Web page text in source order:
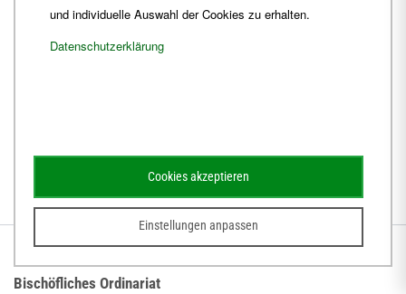
Kirche. Es ist viel „Raum nach vorn“.
BISTUM ERFURT
Bischöfliches Ordinariat
und individuelle Auswahl der Cookies zu erhalten.
Datenschutzerklärung
Einstellungen anpassen
Cookies akzeptieren